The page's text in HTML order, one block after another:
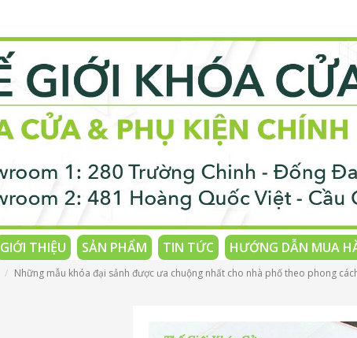
GIỚI THIỆU SẢN PHẨM TIN TỨC HƯỚNG DẪN MUA
Những mẫu khóa đại sảnh được ưa chuộng nhất cho nhà phố theo phong